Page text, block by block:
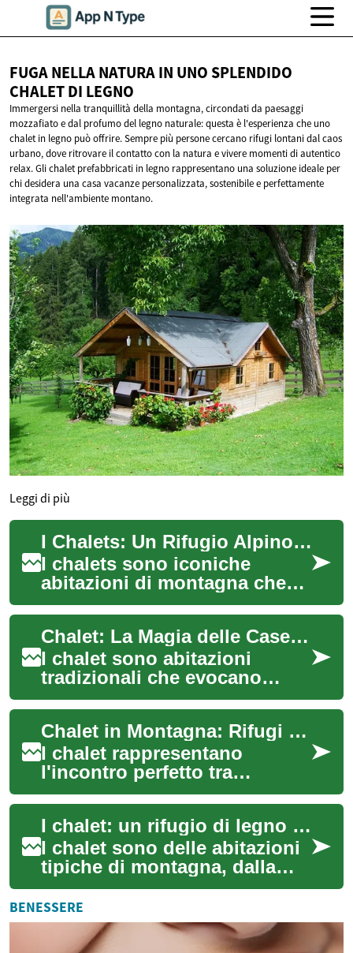
FUGA NELLA NATURA IN UNO SPLENDIDO
CHALETDI LEGNO
Immergersi nella tranquillità della montagna, circondati da paesaggi
mozzafiato e dal profumo del legno naturale: questa è l'esperienza che uno
chalet in legno può offrire. Sempre più persone cercano rifugi lontani dal caos
urbano, dove ritrovare il contatto con la natura e vivere momenti di autentico
relax. Gli chalet prefabbricati in legno rappresentano una soluzione ideale per
chi desidera una casa vacanze personalizzata, sostenibile e perfettamente
integrata nell'ambiente montano.
Leggi di più
I Chalets: Un Rifugio Alpino di Charme
I chalets sono iconiche
abitazioni di montagna che
evocano immagini di
accoglienti rifugi in legno
immersi in paesagg...
Chalet: La Magia delle Case di Montagna in Legno
I chalet sono abitazioni
tradizionali che evocano
immediatamente l'atmosfera
accogliente e rustica della
montagna. Qu...
Chalet in Montagna: Rifugi di Legno tra Natura e Comfort
I chalet rappresentano
l'incontro perfetto tra
tradizione alpina e soggiorno
confortevole: abitazioni in
legno immers...
I chalet: un rifugio di legno tra le montagne
I chalet sono delle abitazioni
tipiche di montagna, dalla
caratteristica struttura in
legno e dal tetto spiovente.
Or...
BENESSERE